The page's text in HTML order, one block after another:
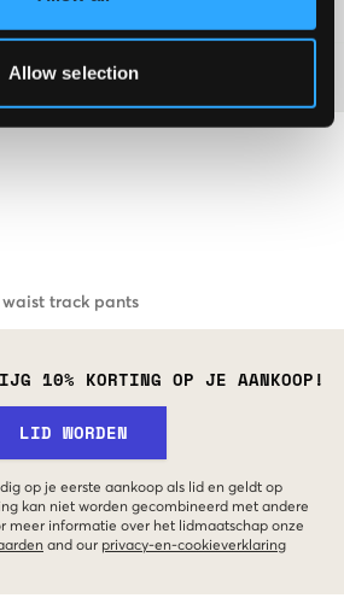
Allow selection
waist track pants
10% KORTING OP JE AANKOOP!
LID WORDEN
op je eerste aankoop als lid en geldt op
kan niet worden gecombineerd met andere
meer informatie over het lidmaatschap onze
and our privacy-en-cookieverklaring